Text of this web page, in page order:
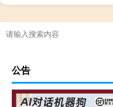
公告